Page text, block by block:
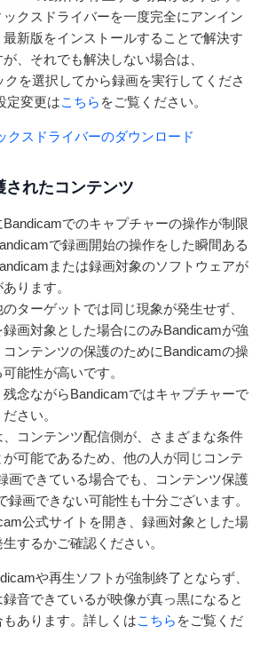
クスドライバーを一度完全にアンイン
新版をインストールすることで解決す
、それでも解決しない場合は、
クを選択してから録画を実行してくださ
定変更はこちら をご覧ください。
クスドライバーのダウンロード
されたコンテンツ
でのキャプチャーの操作が制限
で録画開始の操作をした瞬間ある
または録画対象のソフトウェアが
ります。
ターゲットでは同じ現象が発生せず、
画対象とした場合にのみBandicamが強
ンテンツの保護のためにBandicamの操
能性が高いです。
念ながらBandicamではキャプチャーで
さい。
コンテンツ配信側が、さまざまな条件
可能であるため、他の人が同じコンテ
画できている場合でも、コンテンツ保護
録画できない可能性も十分ございます。
公式サイトを開き、録画対象とした場
するかご確認ください。
や再生ソフトが強制終了とならず、
音できているが映像が真っ黒になると
あります。詳しくはこちら をご覧くだ